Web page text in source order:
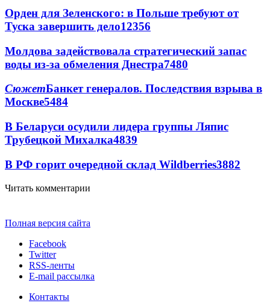
Орден для Зеленского: в Польше требуют от
Туска завершить дело12356
Молдова задействовала стратегический запас
воды из-за обмеления Днестра7480
СюжетБанкет генералов. Последствия взрыва в
Москве5484
В Беларуси осудили лидера группы Ляпис
Трубецкой Михалка4839
В РФ горит очередной склад Wildberries3882
Читать комментарии
Полная версия сайта
Facebook
Twitter
RSS-ленты
E-mail рассылка
Контакты